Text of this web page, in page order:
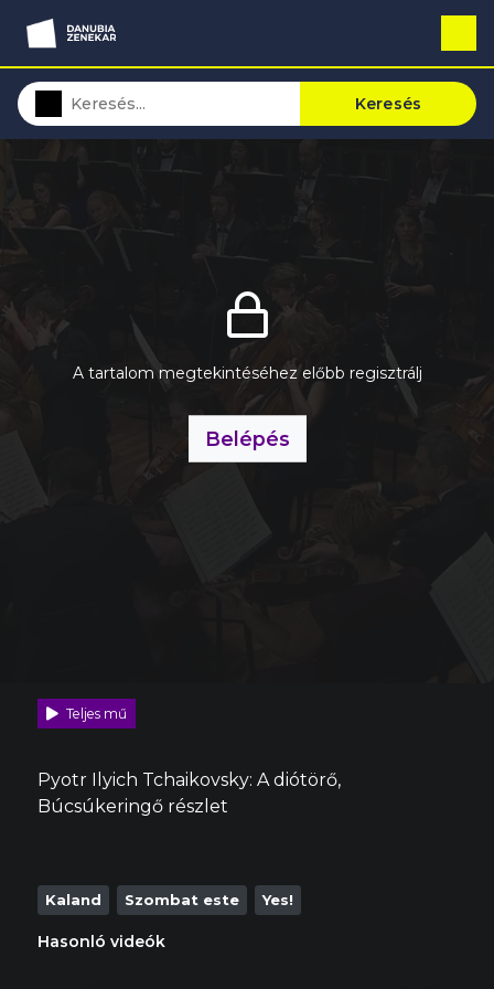
Keresés
A tartalom megtekintéséhez előbb regisztrálj
Belépés
Teljes mű
Pyotr Ilyich Tchaikovsky: A diótörő,
Búcsúkeringő részlet
Kaland Szombat este Yes!
Hasonló videók